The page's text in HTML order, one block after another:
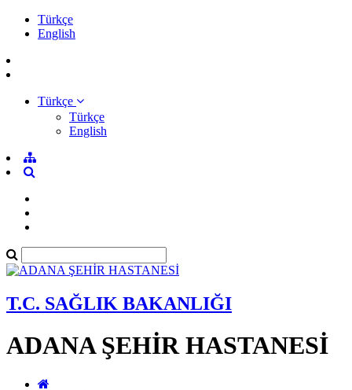
Türkçe
English
Türkçe
Türkçe
English
T.C. SAĞLIK BAKANLIĞI
ADANA ŞEHİR HASTANESİ